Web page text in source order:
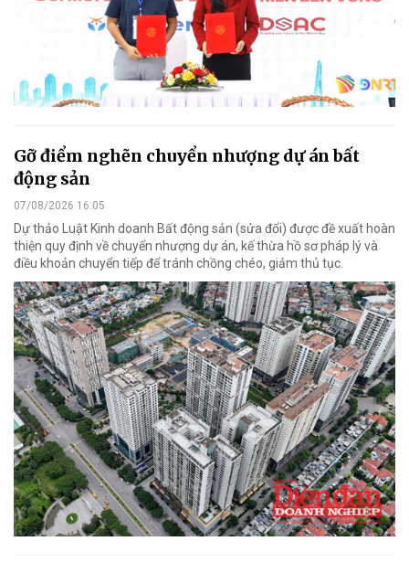
Gỡ điểm nghẽn chuyển nhượng dự án bất
động sản
07/08/2026 16:05
Dự thảo Luật Kinh doanh Bất động sản (sửa đổi) được đề xuất hoàn
thiện quy định về chuyển nhượng dự án, kế thừa hồ sơ pháp lý và
điều khoản chuyển tiếp để tránh chồng chéo, giảm thủ tục.